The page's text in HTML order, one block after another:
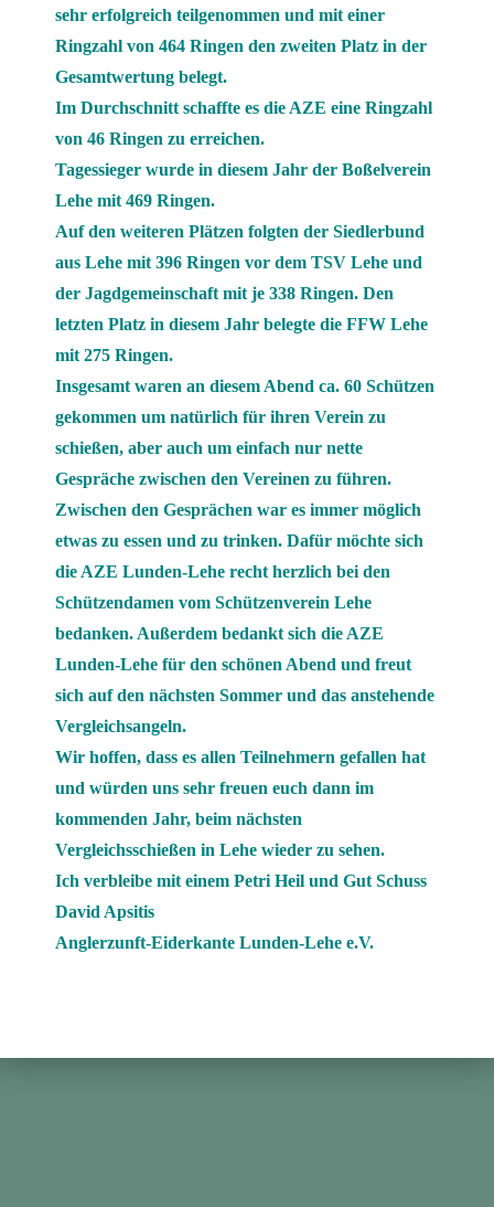
sehr erfolgreich teilgenommen und mit einer
Ringzahl von 464 Ringen den zweiten Platz in der
Gesamtwertung belegt.
Im Durchschnitt schaffte es die AZE eine Ringzahl
von 46 Ringen zu erreichen.
Tagessieger wurde in diesem Jahr der Boßelverein
Lehe mit 469 Ringen.
Auf den weiteren Plätzen folgten der Siedlerbund
aus Lehe mit 396 Ringen vor dem TSV Lehe und
der Jagdgemeinschaft mit je 338 Ringen. Den
letzten Platz in diesem Jahr belegte die FFW Lehe
mit 275 Ringen.
Insgesamt waren an diesem Abend ca. 60 Schützen
gekommen um natürlich für ihren Verein zu
schießen, aber auch um einfach nur nette
Gespräche zwischen den Vereinen zu führen.
Zwischen den Gesprächen war es immer möglich
etwas zu essen und zu trinken. Dafür möchte sich
die AZE Lunden-Lehe recht herzlich bei den
Schützendamen vom Schützenverein Lehe
bedanken. Außerdem bedankt sich die AZE
Lunden-Lehe für den schönen Abend und freut
sich auf den nächsten Sommer und das anstehende
Vergleichsangeln.
Wir hoffen, dass es allen Teilnehmern gefallen hat
und würden uns sehr freuen euch dann im
kommenden Jahr, beim nächsten
Vergleichsschießen in Lehe wieder zu sehen.
Ich verbleibe mit einem Petri Heil und Gut Schuss
David Apsitis
Anglerzunft-Eiderkante Lunden-Lehe e.V.